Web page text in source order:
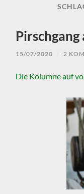
15/07/2020 2
Die Kolumne auf